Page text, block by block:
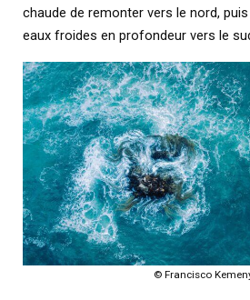
chaude de remonter vers le nord,
eaux froides en profondeur vers le
© Francisco